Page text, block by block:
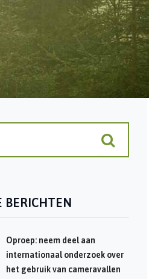
BERICHTEN
Oproep: neem deel aan
internationaal onderzoek over
het gebruik van cameravallen